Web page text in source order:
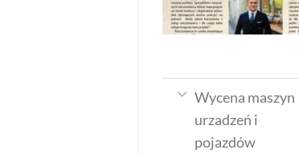
Wycena maszyn
urzadzeń i
pojazdów